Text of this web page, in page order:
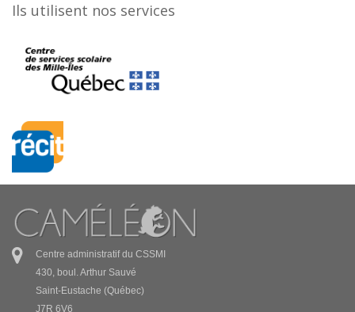
Ils utilisent nos services
Centre administratif du CSSMI
430, boul. Arthur Sauvé
Saint-Eustache (Québec)
J7R 6V6